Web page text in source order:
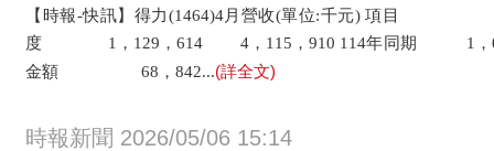
【時報-快訊】得力(1464)4月營收(單位:千元) 項
度 1，129，614 4，115，910 114年同期 1，
金額 68，842...(詳全文)
時報新聞 2026/05/06 15:14